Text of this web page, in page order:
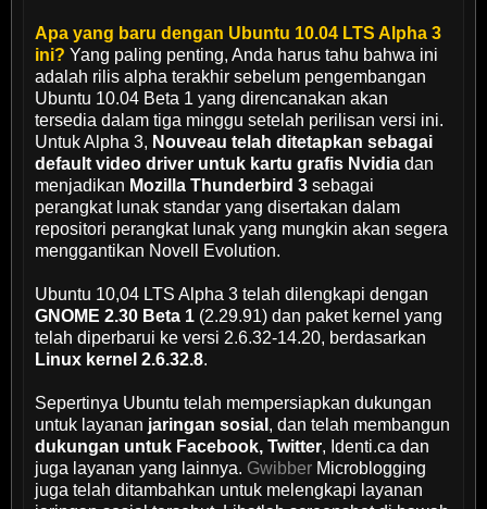
Apa yang baru dengan Ubuntu 10.04 LTS Alpha 3
ini? Yang paling penting, Anda harus tahu bahwa ini
adalah rilis alpha terakhir sebelum pengembangan
Ubuntu 10.04 Beta 1 yang direncanakan akan
tersedia dalam tiga minggu setelah perilisan versi ini.
Untuk Alpha 3, Nouveau telah ditetapkan sebagai
default video driver untuk kartu grafis Nvidia dan
menjadikan Mozilla Thunderbird 3 sebagai
perangkat lunak standar yang disertakan dalam
repositori perangkat lunak yang mungkin akan segera
menggantikan Novell Evolution.
Ubuntu 10,04 LTS Alpha 3 telah dilengkapi dengan
GNOME2.30 Beta 1 (2.29.91) dan paket kernel yang
telah diperbarui ke versi 2.6.32-14.20, berdasarkan
Linux kernel 2.6.32.8.
Sepertinya Ubuntu telah mempersiapkan dukungan
untuk layanan jaringan sosial , dan telah membangun
dukungan untuk Facebook, Twitter, Identi.ca dan
juga layanan yang lainnya. Gwibber Microblogging
juga telah ditambahkan untuk melengkapi layanan